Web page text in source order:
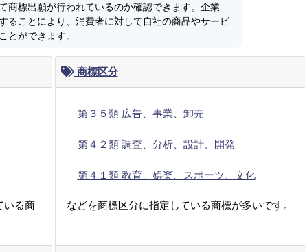
商標出願が行われているのか確認できます。企業
ることにより、消費者に対して自社の商品やサービ
とができます。
いる商
商標区分
第３５類 広告、事業、卸売
第４２類 調査、分析、設計、開発
第４１類 教育、娯楽、スポーツ、文化
などを商標区分に指定している商標が多いです。